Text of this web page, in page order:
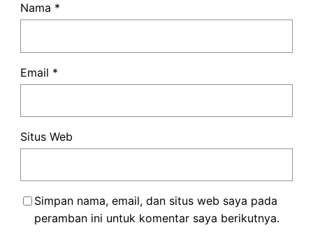
Nama *
Email *
Situs Web
Simpan nama, email, dan situs web saya pada
peramban ini untuk komentar saya berikutnya.